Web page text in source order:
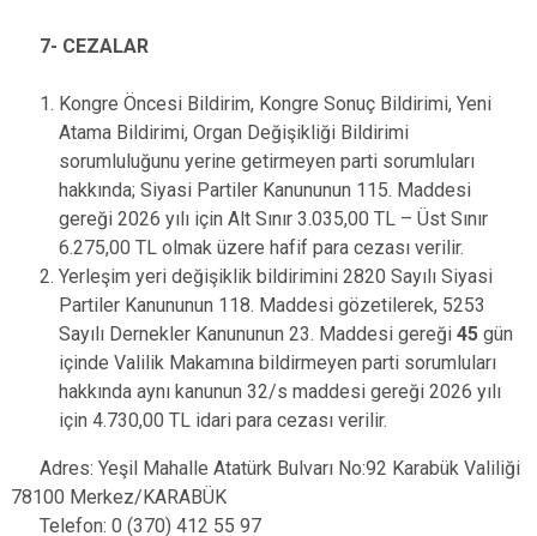
7- CEZALAR
Kongre Öncesi Bildirim, Kongre Sonuç Bildirimi, Yeni
Atama Bildirimi, Organ Değişikliği Bildirimi
sorumluluğunu yerine getirmeyen parti sorumluları
hakkında; Siyasi Partiler Kanununun 115. Maddesi
gereği 2026 yılı için Alt Sınır 3.035,00 TL – Üst Sınır
6.275,00 TL olmak üzere hafif para cezası verilir.
Yerleşim yeri değişiklik bildirimini 2820 Sayılı Siyasi
Partiler Kanununun 118. Maddesi gözetilerek, 5253
Sayılı Dernekler Kanununun 23. Maddesi gereği 45 gün
içinde Valilik Makamına bildirmeyen parti sorumluları
hakkında aynı kanunun 32/s maddesi gereği 2026 yılı
için 4.730,00 TL idari para cezası verilir.
Adres: Yeşil Mahalle Atatürk Bulvarı No:92 Karabük Valiliği
78100 Merkez/KARABÜK
Telefon: 0 (370) 412 55 97